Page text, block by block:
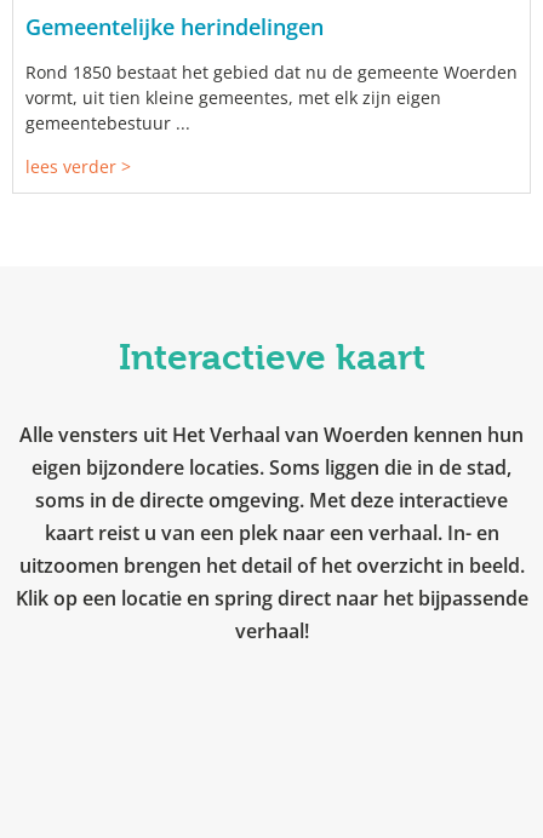
Gemeentelijke herindelingen
Rond 1850 bestaat het gebied dat nu de gemeente Woerden
vormt, uit tien kleine gemeentes, met elk zijn eigen
gemeentebestuur ...
lees verder >
Interactieve kaart
Alle vensters uit Het Verhaal van Woerden kennen hun
eigen bijzondere locaties. Soms liggen die in de stad,
soms in de directe omgeving. Met deze interactieve
kaart reist u van een plek naar een verhaal. In- en
uitzoomen brengen het detail of het overzicht in beeld.
Klik op een locatie en spring direct naar het bijpassende
verhaal!